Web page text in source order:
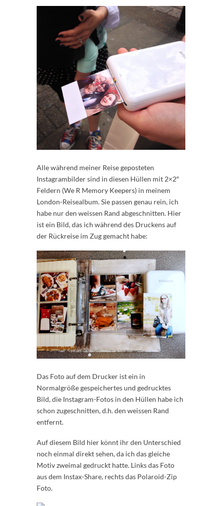
Alle während meiner Reise geposteten
Instagrambilder sind in diesen Hüllen mit 2×2″
Feldern (We R Memory Keepers) in meinem
London-Reisealbum. Sie passen genau rein, ich
habe nur den weissen Rand abgeschnitten. Hier
ist ein Bild, das ich während des Druckens auf
der Rückreise im Zug gemacht habe:
Das Foto auf dem Drucker ist ein in
Normalgröße gespeichertes und gedrucktes
Bild, die Instagram-Fotos in den Hüllen habe ich
schon zugeschnitten, d.h. den weissen Rand
entfernt.
Auf diesem Bild hier könnt ihr den Unterschied
noch einmal direkt sehen, da ich das gleiche
Motiv zweimal gedruckt hatte. Links das Foto
aus dem Instax-Share, rechts das Polaroid-Zip
Foto.